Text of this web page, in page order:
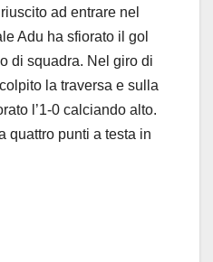
ad entrare nel
Adu ha sfiorato il gol
di squadra. Nel giro di
la traversa e sulla
l’1-0 calciando alto.
quattro punti a testa in